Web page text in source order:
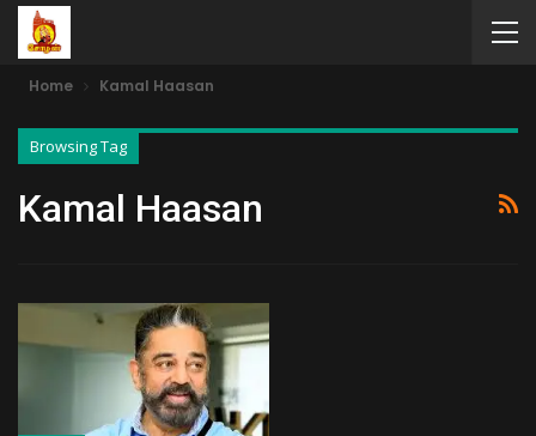
Home Kamal Haasan
Browsing Tag
Kamal Haasan